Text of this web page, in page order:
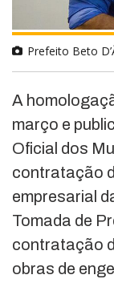
Prefeito Beto
A
março e
Oficial dos
contratação
empresarial
Tomada de
contratação
obras de